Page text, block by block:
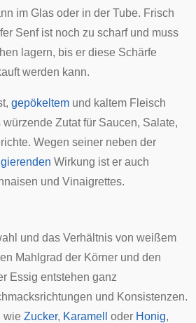
im Glas oder in der Tube. Frisch
Senf ist noch zu scharf und muss
lagern, bis er diese Schärfe
werden kann.
, gepökeltem und kaltem Fleisch
Zutat für Saucen, Salate,
. Wegen seiner neben der
Wirkung ist er auch
und Vinaigrettes.
und das Verhältnis von weißem
Mahlgrad der Körner und den
Essig entstehen ganz
und Konsistenzen.
wie Zucker, Karamell oder Honig,